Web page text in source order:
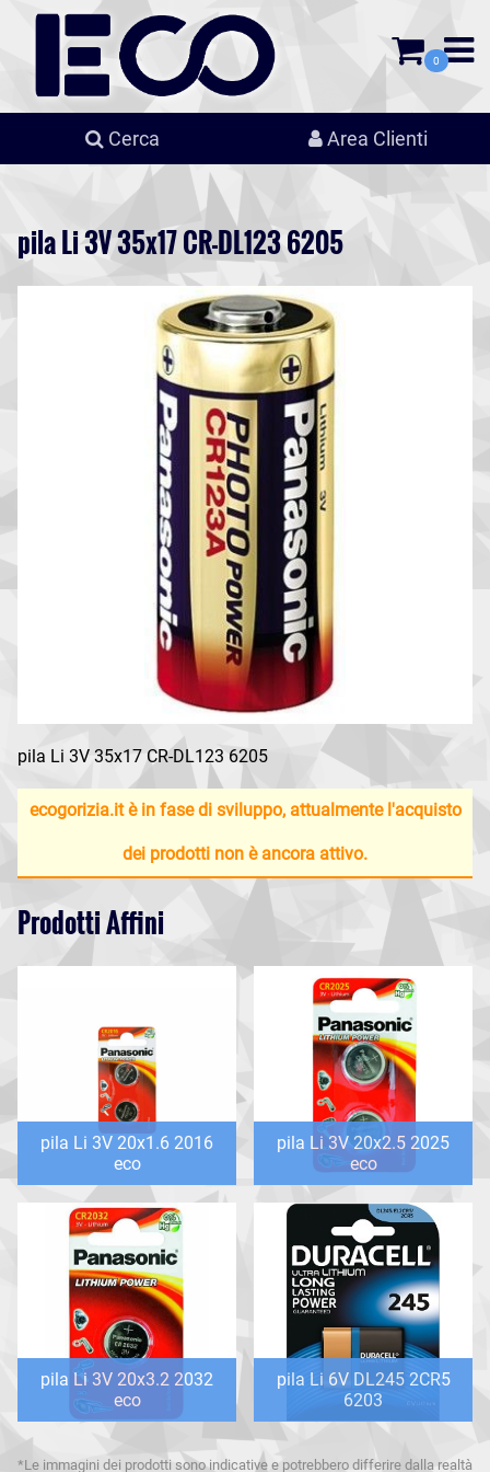
0
Cerca Area Clienti
pila Li 3V 35x17 CR-DL123 6205
pila Li 3V 35x17 CR-DL123 6205
ecogorizia.it è in fase di sviluppo, attualmente l'acquisto
dei prodotti non è ancora attivo.
Prodotti Affini
pila Li 3V 20x1.6 2016
eco
pila Li 3V 20x2.5 2025
eco
pila Li 3V 20x3.2 2032
eco
pila Li 6V DL245 2CR5
6203
*Le immagini dei prodotti sono indicative e potrebbero differire dalla realtà